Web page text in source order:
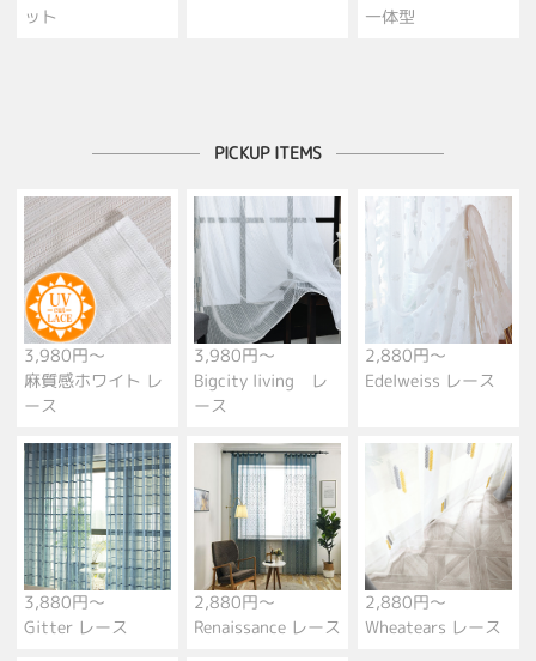
ット
一体型
PICKUP ITEMS
3,980円～
麻質感ホワイト レ
ース
3,980円～
Bigcity living レ
ース
2,880円～
Edelweiss レース
3,880円～
Gitter レース
2,880円～
Renaissance レース
2,880円～
Wheatears レース